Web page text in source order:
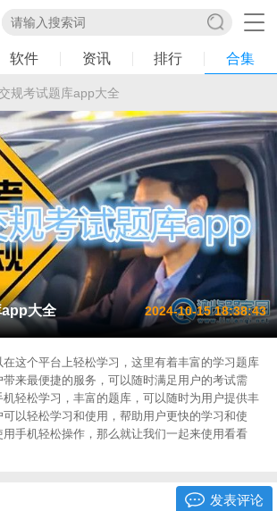
软件 资讯 排行 合集
规考试题库app大全
大全 2024-10-15 18:38:43
这个平台上轻松学习，这里有着丰富的学习题库
来最便捷的服务，可以随时满足用户的考试需
轻松学习，丰富的题库，可以随时为用户提供丰
以轻松学习和使用，帮助用户更快的学习和使
手机轻松操作，那么就让我们一起来使用看看
发表评论